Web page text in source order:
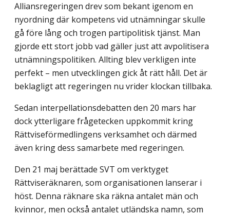
Allians­regeringen drev som bekant igenom en
nyordning där kompetens vid utnämningar skulle
gå före lång och trogen partipolitisk tjänst. Man
gjorde ett stort jobb vad gäller just att avpolitisera
utnämningspolitiken. Allting blev verkligen inte
perfekt – men utvecklingen gick åt rätt håll. Det är
beklagligt att regeringen nu vrider klockan tillbaka.
Sedan interpellationsdebatten den 20 mars har
dock ytterligare frågetecken uppkommit kring
Rättviseförmedlingens verksamhet och därmed
även kring dess samarbete med regeringen.
Den 21 maj berättade SVT om verktyget
Rättviseräknaren, som organisationen lanserar i
höst. Denna räknare ska räkna antalet män och
kvinnor, men också antalet utländska namn, som